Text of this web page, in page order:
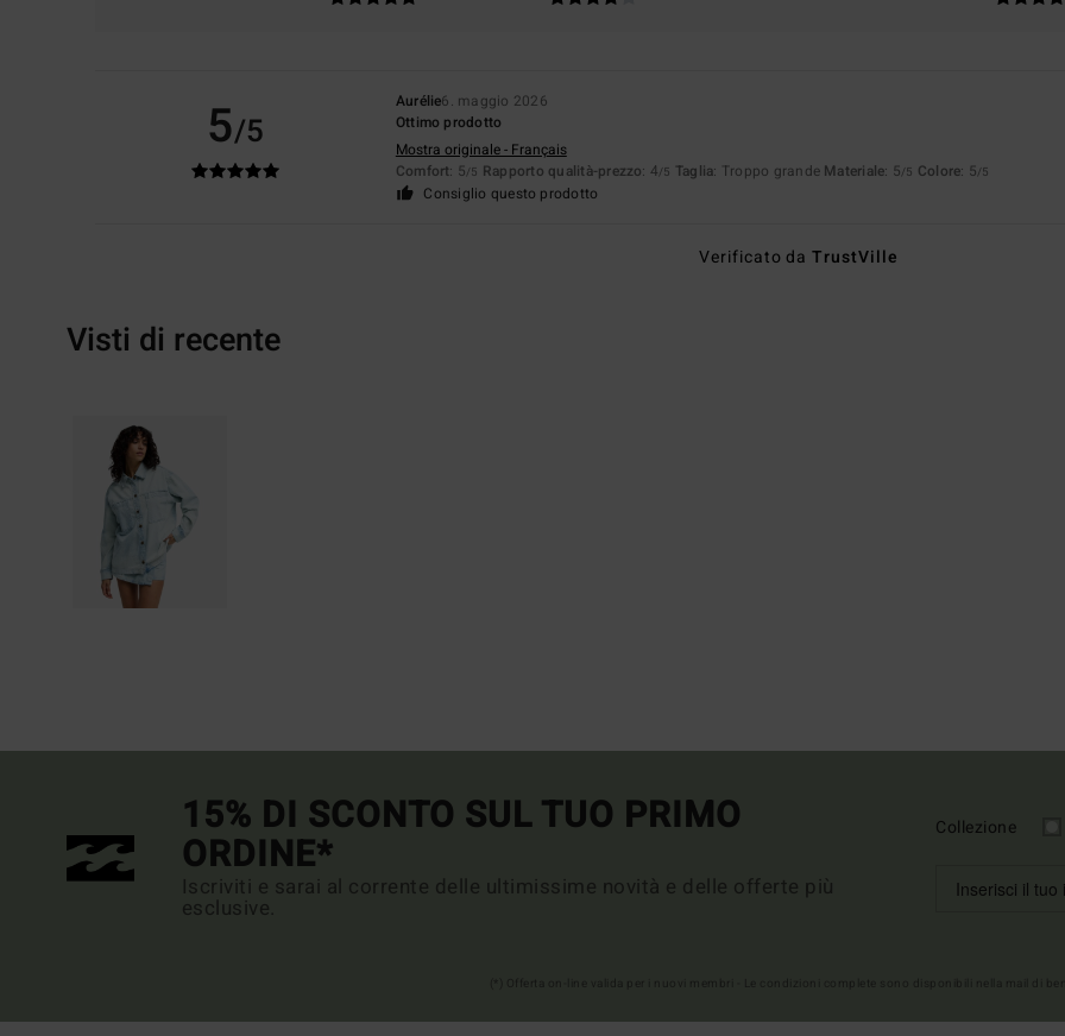
5/5
Aurélie6. maggio 2026
Ottimo prodotto
Mostra originale - Français
Comfort: 5/5 Rapporto qualità-prezzo: 4/5 Taglia: Troppo grande Materiale: 5/5 Colore: 5/5
Consiglio questo prodotto
Verificato daTrustVille
Visti di recente
15% DI SCONTO SUL TUO PRIMO
ORDINE*
Iscriviti e sarai al corrente delle ultimissime novità e delle offerte più
esclusive.
Collezione